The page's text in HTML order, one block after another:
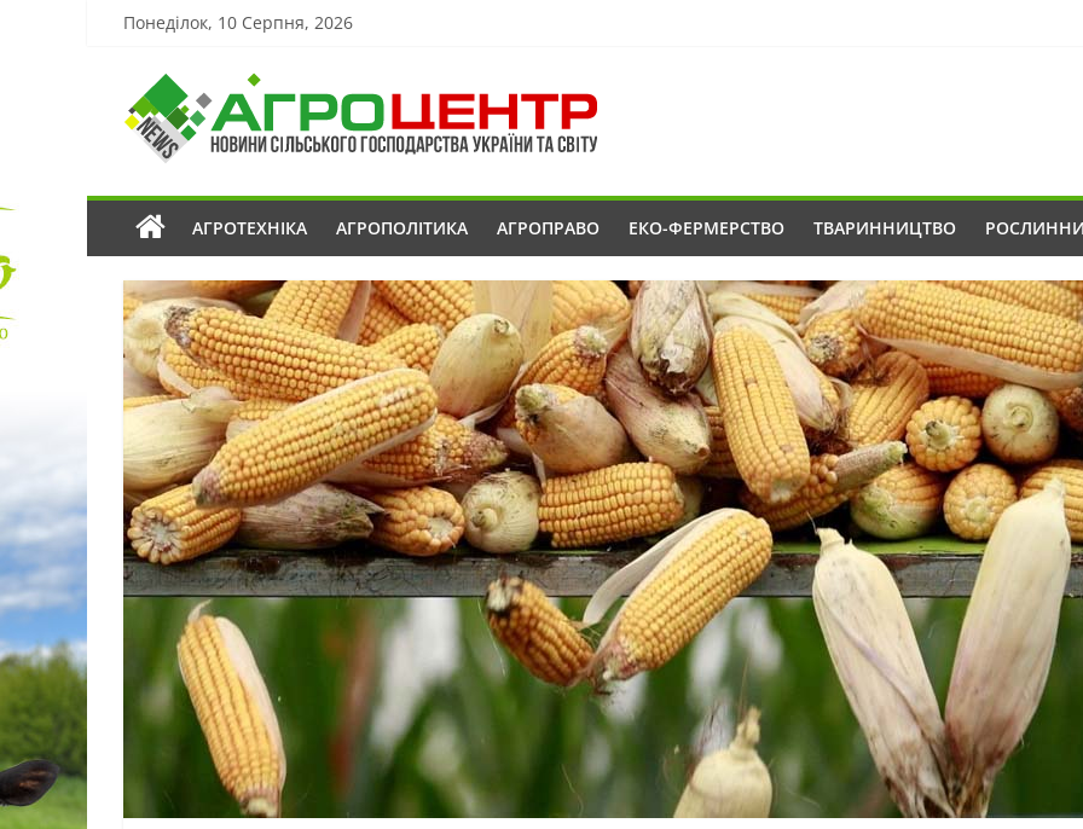
Понеділок, 10 Серпня, 2026
АГРОТЕХНІКА АГРОПОЛІТИКА АГРОПРАВО ЕКО-ФЕРМЕРСТВО ТВАРИННИЦТВО